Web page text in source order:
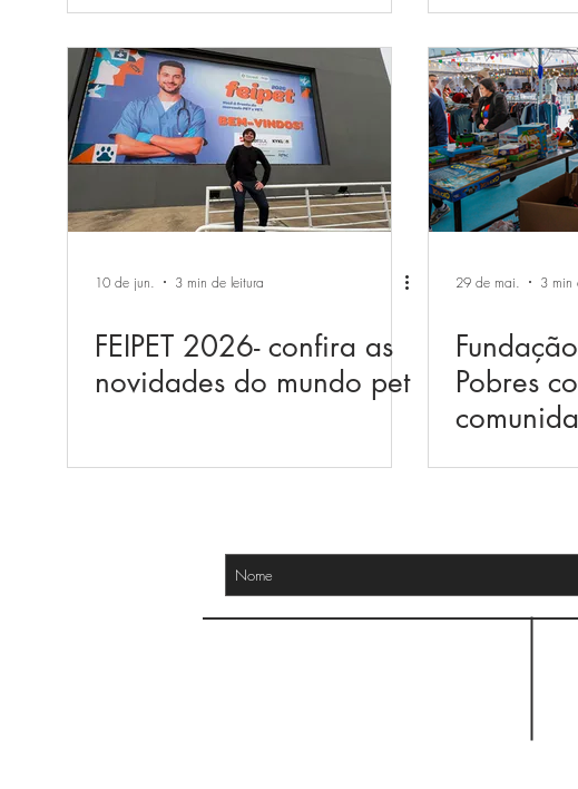
10 de jun. 3 min de leitura
FEIPET 2026- confira as
novidades do mundo pet
29 de mai. 3 min
Pobres
junho